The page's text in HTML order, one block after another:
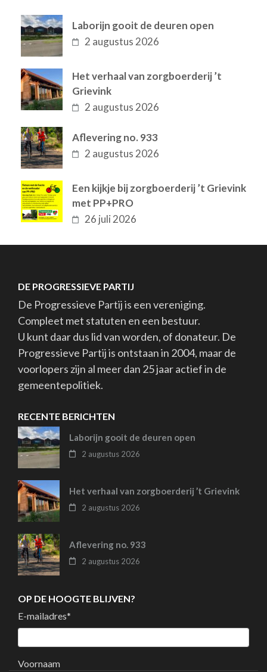
Laborijn gooit de deuren open
2 augustus 2026
Het verhaal van zorgboerderij ’t
Grievink
2 augustus 2026
Aflevering no. 933
2 augustus 2026
Een kijkje bij zorgboerderij ’t Grievink
met PP+PRO
26 juli 2026
DE PROGRESSIEVE PARTIJ
De Progressieve Partij is een vereniging.
Compleet met statuten en een bestuur.
U kunt daar dus lid van worden, of donateur. De
Progressieve Partij is ontstaan in 2004, maar de
voorlopers zijn al meer dan 25 jaar actief in de
gemeentepolitiek.
RECENTE BERICHTEN
Laborijn gooit de deuren open
2 augustus 2026
Het verhaal van zorgboerderij ’t Grievink
2 augustus 2026
Aflevering no. 933
2 augustus 2026
OP DE HOOGTE BLIJVEN?
E-mailadres*
Voornaam